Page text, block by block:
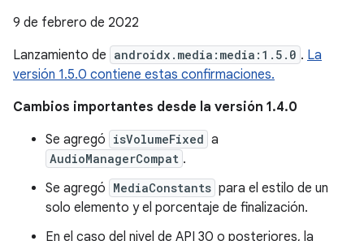
9 de febrero de 2022
Lanzamiento de androidx.media:media:1.5.0 . La
versión 1.5.0 contiene estas confirmaciones.
Cambios importantes desde la versión 1.4.0
Se agregó isVolumeFixed a
AudioManagerCompat .
Se agregó MediaConstants para el estilo de un
solo elemento y el porcentaje de finalización.
En el caso del nivel de API 30 o posteriores, la